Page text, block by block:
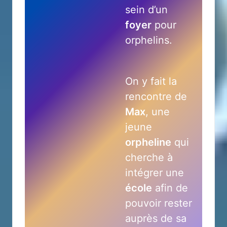
sein d’un
foyerpour
orphelins.
On y fait la
rencontre de
Max, une
jeune
orpheline qui
cherche à
intégrer une
école afin de
pouvoir rester
auprès de sa